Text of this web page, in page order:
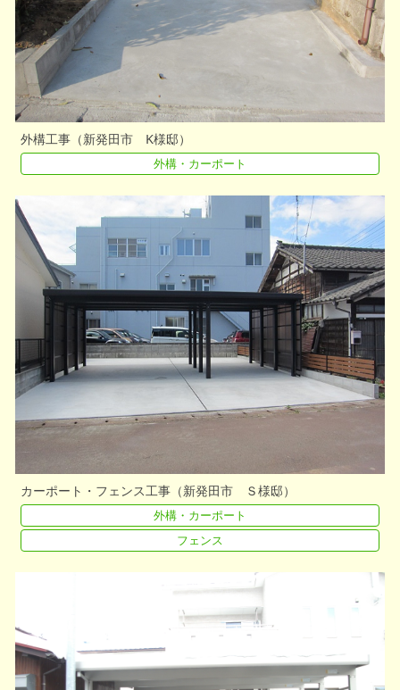
外構工事（新発田市 K様邸）
外構・カーポート
カーポート・フェンス工事（新発田市 Ｓ様邸）
外構・カーポート
フェンス